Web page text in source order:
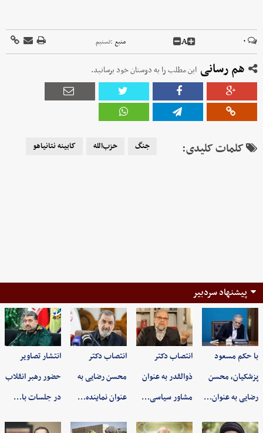
۰ A منبع :تسنیم
هم رسانی این مطلب را به دوستان خود برسانید.
کلمات کلیدی: جنگ حزب‌الله کابینه نتانیاهو
پیشنهاد سردبیر
با حکم مسعود
پزشکیان، محسن
رضایی به عنوان…
انتصاب دکتر
ذوالقدر به عنوان
مشاور سیاسی…
انتصاب دکتر
محسن رضایی به
عنوان نماینده…
انتشار تصاویر
حضور رهبر انقلاب
در جلسات با…